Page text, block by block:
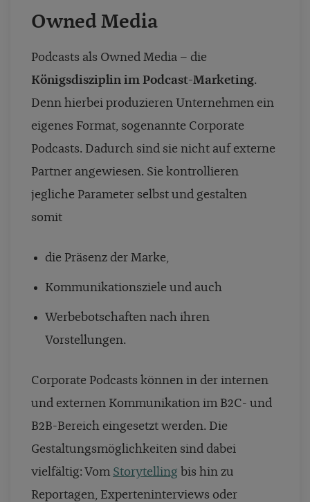
Owned Media
Podcasts als Owned Media – die
Königsdisziplin im Podcast-Marketing.
Denn hierbei produzieren Unternehmen ein
eigenes Format, sogenannte Corporate
Podcasts. Dadurch sind sie nicht auf externe
Partner angewiesen. Sie kontrollieren
jegliche Parameter selbst und gestalten
somit
die Präsenz der Marke,
Kommunikationsziele und auch
Werbebotschaften nach ihren
Vorstellungen.
Corporate Podcasts können in der internen
und externen Kommunikation im B2C- und
B2B-Bereich eingesetzt werden. Die
Gestaltungsmöglichkeiten sind dabei
vielfältig: Vom Storytelling bis hin zu
Reportagen, Experteninterviews oder